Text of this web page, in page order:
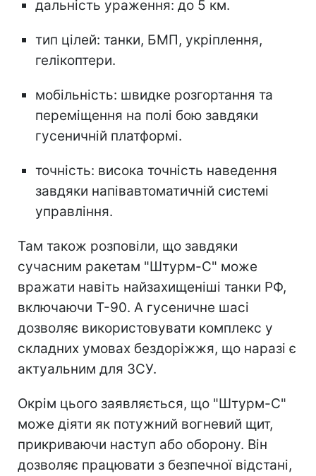
дальність ураження: до 5 км.
тип цілей: танки, БМП, укріплення,
гелікоптери.
мобільність: швидке розгортання та
переміщення на полі бою завдяки
гусеничній платформі.
точність: висока точність наведення
завдяки напівавтоматичній системі
управління.
Там також розповіли, що завдяки
сучасним ракетам "Штурм-С" може
вражати навіть найзахищеніші танки РФ,
включаючи Т-90. А гусеничне шасі
дозволяє використовувати комплекс у
складних умовах бездоріжжя, що наразі є
актуальним для ЗСУ.
Окрім цього заявляється, що "Штурм-С"
може діяти як потужний вогневий щит,
прикриваючи наступ або оборону. Він
дозволяє працювати з безпечної відстані,